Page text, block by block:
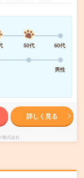
50代
60代
男性
詳しく見る
株式会社